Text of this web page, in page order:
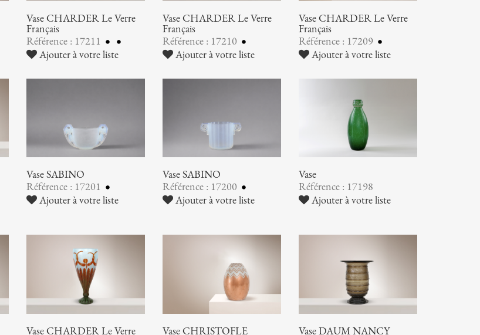
Vase CHARDER Le Verre
Français
Référence : 17211
Ajouter à votre liste
Vase CHARDER Le Verre
Français
Référence : 17210
Ajouter à votre liste
Vase CHARDER Le Verre
Français
Référence : 17209
Ajouter à votre liste
Vase SABINO
Référence : 17201
Ajouter à votre liste
Vase SABINO
Référence : 17200
Ajouter à votre liste
Vase
Référence : 17198
Ajouter à votre liste
Vase CHARDER Le Verre
Vase CHRISTOFLE
Vase DAUM NANCY